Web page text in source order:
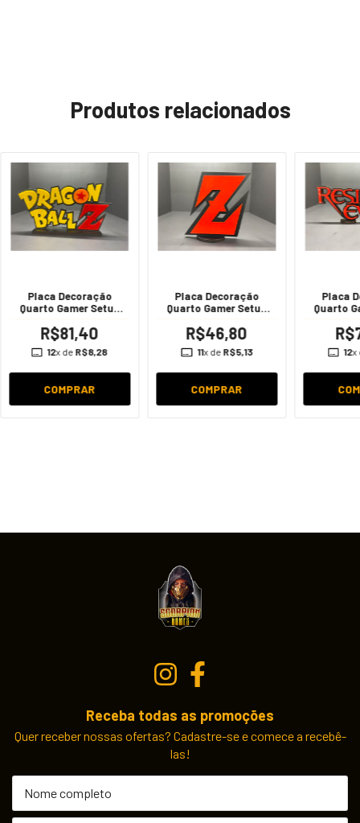
Produtos relacionados
Placa Decoração
Quarto Gamer Setup
R$81,40
12x de R$8,28
COMPRAR
Placa Decoração
Quarto Gamer Setup
R$46,80
11x de R$5,13
COMPRAR
Placa
Quarto
12x
Receba todas as promoções
Quer receber nossas ofertas? Cadastre-se e comece a recebê-
las!